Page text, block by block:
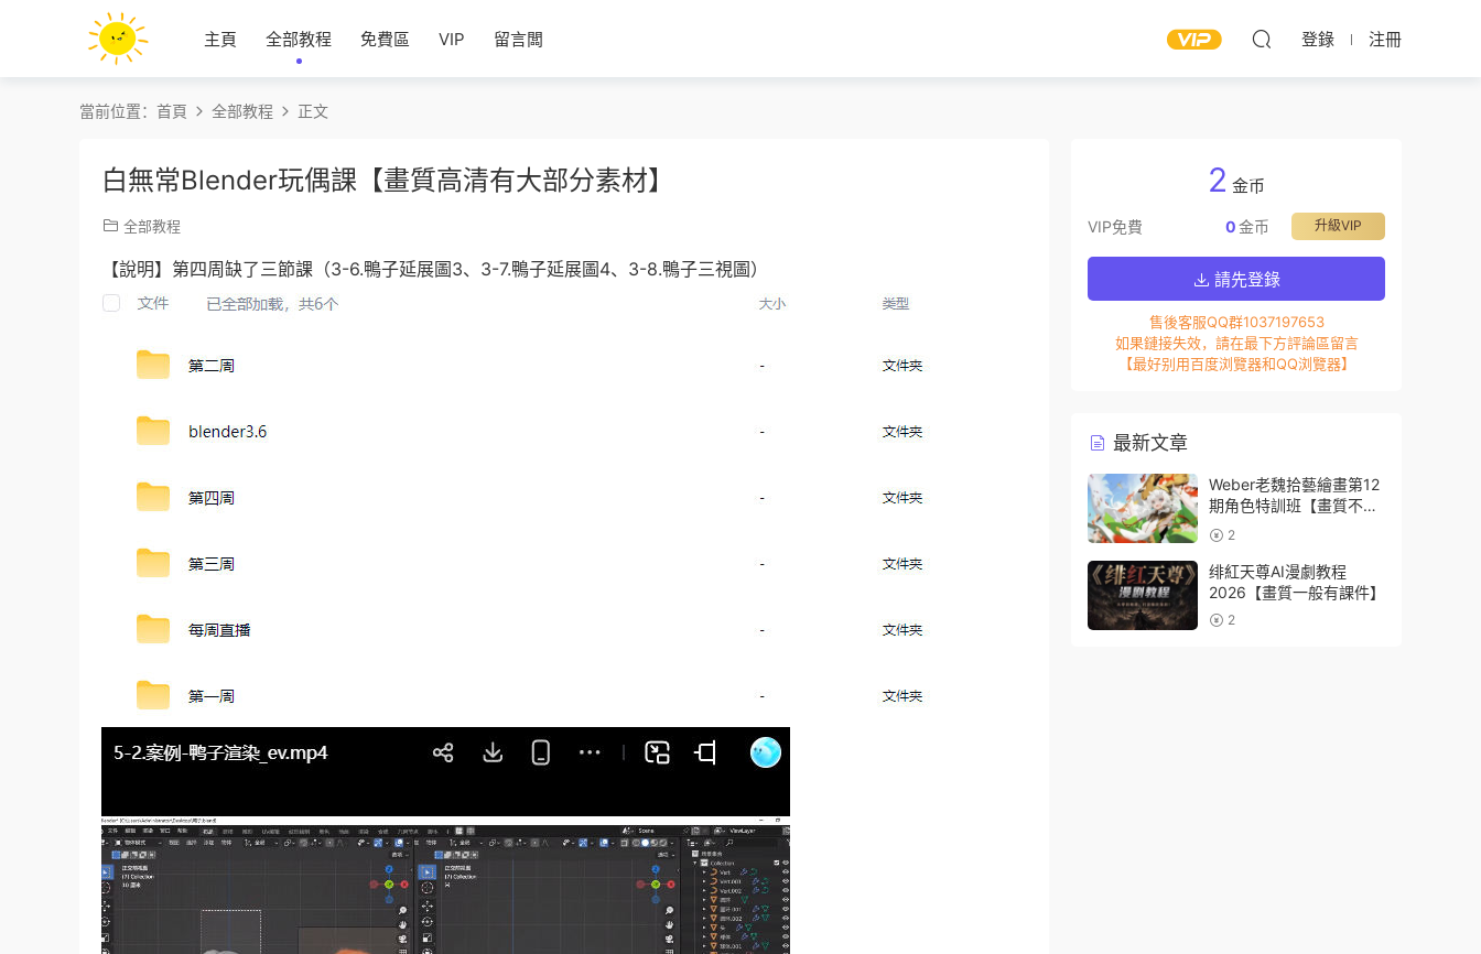
主頁 全部教程 免費區 VIP 留言闆 登錄 注冊
當前位置： 首頁 全部教程 正文
白無常Blender玩偶課【畫質高清有大部分素材】
全部教程
【說明】第四周缺了三節課（3-6.鴨子延展圖3、3-7.鴨子延展圖4、3-8.鴨子三視圖）
2 金币
VIP免費 升級VIP
0金币
請先登錄
售後客服QQ群1037197653
如果鏈接失效，請在最下方評論區留言
【最好别用百度浏覽器和QQ浏覽器】
最新文章
Weber老魏拾藝繪畫第12
期角色特訓班【畫質不錯
隻有視頻】
2
绯紅天尊AI漫劇教程
2026【畫質一般有課件】
2